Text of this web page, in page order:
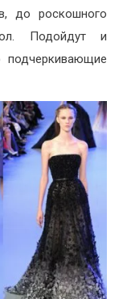
до роскошного
Подойдут и
подчеркивающие